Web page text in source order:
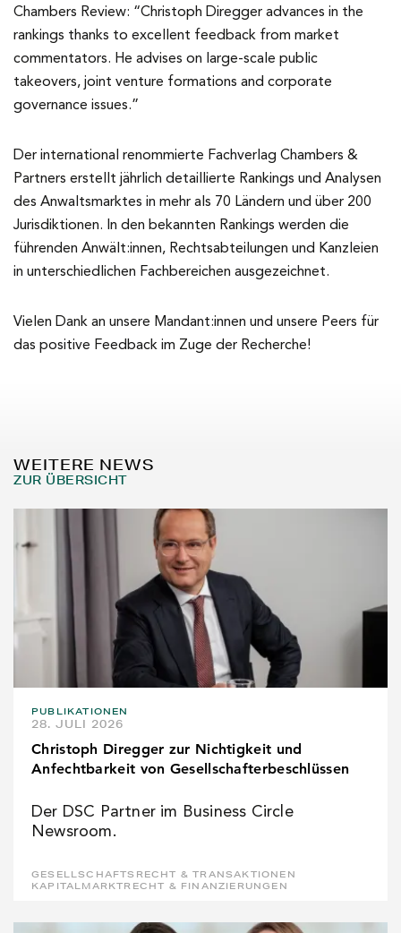
Chambers Review: “Christoph Diregger advances in the
rankings thanks to excellent feedback from market
commentators. He advises on large-scale public
takeovers, joint venture formations and corporate
governance issues.”
Der international renommierte Fachverlag Chambers &
Partners erstellt jährlich detaillierte Rankings und Analysen
des Anwaltsmarktes in mehr als 70 Ländern und über 200
Jurisdiktionen. In den bekannten Rankings werden die
führenden Anwält:innen, Rechtsabteilungen und Kanzleien
in unterschiedlichen Fachbereichen ausgezeichnet.
Vielen Dank an unsere Mandant:innen und unsere Peers für
das positive Feedback im Zuge der Recherche!
WEITERE NEWS
ZUR ÜBERSICHT
PUBLIKATIONEN
28. JULI 2026
Christoph Diregger zur Nichtigkeit und
Anfechtbarkeit von Gesellschafterbeschlüssen
Der DSC Partner im Business Circle
Newsroom.
GESELLSCHAFTSRECHT & TRANSAKTIONEN
KAPITALMARKTRECHT & FINANZIERUNGEN